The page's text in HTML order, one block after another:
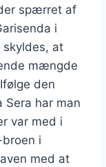
spærret af
i
skyldes, at
mængde
den
Sera har man
var med i
i
med at